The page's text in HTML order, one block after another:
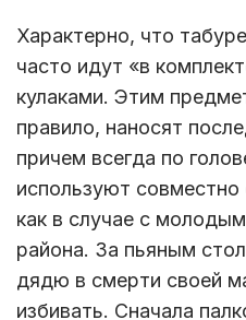
Характерно, что
часто идут «в
кулаками. Этим
правило, наносят
причем всегда по
используют
как в случае с
района. За пьяным
дядю в смерти своей
избивать. Сначала